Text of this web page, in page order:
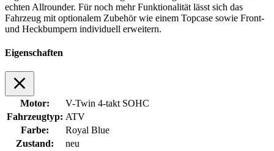
echten Allrounder. Für noch mehr Funktionalität lässt sich das
Fahrzeug mit optionalem Zubehör wie einem Topcase sowie Front-
und Heckbumpern individuell erweitern.
Eigenschaften
Motor:
V-Twin 4-takt SOHC
Fahrzeugtyp: ATV
Farbe:
Royal Blue
Zustand:
neu